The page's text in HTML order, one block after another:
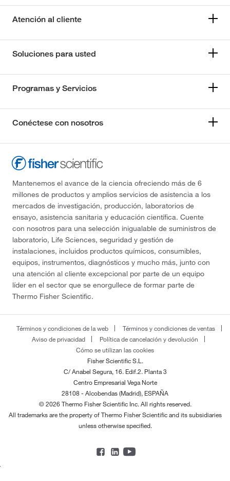
Atención al cliente
Soluciones para usted
Programas y Servicios
Conéctese con nosotros
Mantenemos el avance de la ciencia ofreciendo más de 6
millones de productos y amplios servicios de asistencia a los
mercados de investigación, producción, laboratorios de
ensayo, asistencia sanitaria y educación científica. Cuente
con nosotros para una selección inigualable de suministros de
laboratorio, Life Sciences, seguridad y gestión de
instalaciones, incluidos productos químicos, consumibles,
equipos, instrumentos, diagnósticos y mucho más, junto con
una atención al cliente excepcional por parte de un equipo
líder en el sector que se enorgullece de formar parte de
Thermo Fisher Scientific.
Términos y condiciones de la web
Términos y condiciones de ventas
Aviso de privacidad
Política de cancelación y devolución
Cómo se utilizan las cookies
Fisher Scientific S.L.
C/ Anabel Segura, 16. Edif.2. Planta 3
Centro Empresarial Vega Norte
28108 - Alcobendas (Madrid), ESPAÑA
© 2026 Thermo Fisher Scientific Inc. All rights reserved.
All trademarks are the property of Thermo Fisher Scientific and its subsidiaries
unless otherwise specified.